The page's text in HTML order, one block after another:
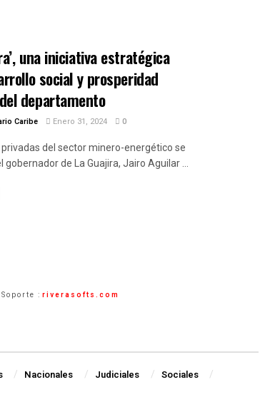
una iniciativa estratégica
social y prosperidad
departamento
Caribe Enero 31, 2024 0
del sector minero-energético se
gobernador de La Guajira, Jairo Aguilar ...
Soporte : riverasofts.com
Nacionales Judiciales
Sociales